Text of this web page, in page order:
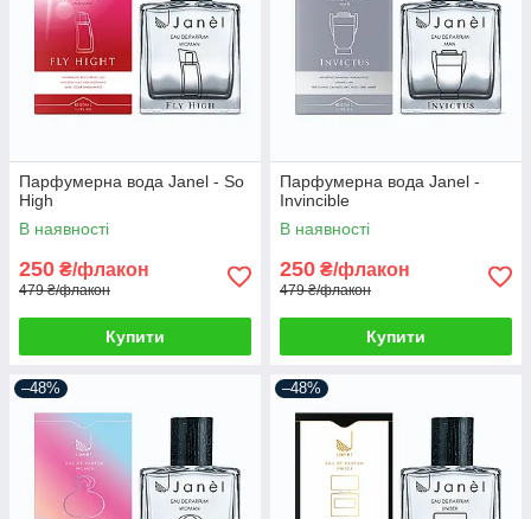
Парфумерна вода Janel - So
High
В наявності
250 ₴/флакон
479 ₴/флакон
Купити
Парфумерна вода Janel -
Invincible
В наявності
250 ₴/флакон
479 ₴/флакон
Купити
–48% –48%